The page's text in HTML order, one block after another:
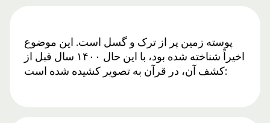
پوسته زمین پر از ترک و گسل است. این موضوع
اخیراً شناخته شده بود، با این حال ۱۴۰۰ سال قبل از
کشف آن، در قرآن به تصویر کشیده شده است: